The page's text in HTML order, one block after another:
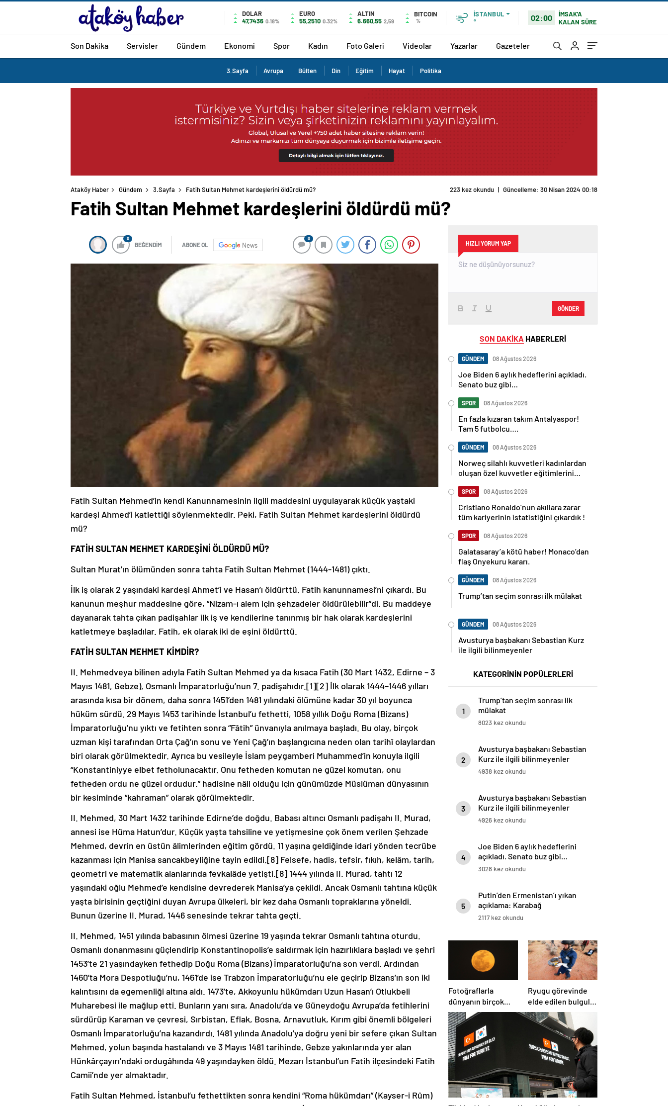
DOLAR
47,7436 0.18%
EURO
55,2510 0.32%
ALTIN
6.660,55 2,59
BITCOIN
%
İSTANBUL
°
02:00
İMSAK'A
KALAN SÜRE
Son Dakika Servisler Gündem Ekonomi Spor Kadın Foto Galeri Videolar Yazarlar Gazeteler
3.Sayfa Avrupa Bülten Din Eğitim Hayat Politika
Ataköy Haber Gündem 3.Sayfa Fatih Sultan Mehmet kardeşlerini öldürdü mü? 223 kez okundu | Güncelleme: 30 Nisan 2024 00:18
Fatih Sultan Mehmet kardeşlerini öldürdü mü?
0
BEĞENDİM ABONE OL News
0
Fatih Sultan Mehmed’in kendi Kanunnamesinin ilgili maddesini uygulayarak küçük yaştaki
kardeşi Ahmed’i katlettiği söylenmektedir. Peki, Fatih Sultan Mehmet kardeşlerini öldürdü
mü?
FATİH SULTAN MEHMET KARDEŞİNİ ÖLDÜRDÜ MÜ?
Sultan Murat’ın ölümünden sonra tahta Fatih Sultan Mehmet (1444-1481) çıktı.
İlk iş olarak 2 yaşındaki kardeşi Ahmet’i ve Hasan’ı öldürttü. Fatih kanunnamesi’ni çıkardı. Bu
kanunun meşhur maddesine göre, “Nizam-ı alem için şehzadeler öldürülebilir”di. Bu maddeye
dayanarak tahta çıkan padişahlar ilk iş ve kendilerine tanınmış bir hak olarak kardeşlerini
katletmeye başladılar. Fatih, ek olarak iki de eşini öldürttü.
FATİH SULTAN MEHMET KİMDİR?
II. Mehmedveya bilinen adıyla Fatih Sultan Mehmed ya da kısaca Fatih (30 Mart 1432, Edirne – 3
Mayıs 1481, Gebze), Osmanlı İmparatorluğu’nun 7. padişahıdır.[1][2] İlk olarak 1444–1446 yılları
arasında kısa bir dönem, daha sonra 1451’den 1481 yılındaki ölümüne kadar 30 yıl boyunca
hüküm sürdü. 29 Mayıs 1453 tarihinde İstanbul’u fethetti, 1058 yıllık Doğu Roma (Bizans)
İmparatorluğu’nu yıktı ve fetihten sonra “Fâtih” ünvanıyla anılmaya başladı. Bu olay, birçok
uzman kişi tarafından Orta Çağ’ın sonu ve Yeni Çağ’ın başlangıcına neden olan tarihî olaylardan
biri olarak görülmektedir. Ayrıca bu vesileyle İslam peygamberi Muhammed’in konuyla ilgili
“Konstantiniyye elbet fetholunacaktır. Onu fetheden komutan ne güzel komutan, onu
fetheden ordu ne güzel ordudur.” hadisine nâil olduğu için günümüzde Müslüman dünyasının
bir kesiminde “kahraman” olarak görülmektedir.
II. Mehmed, 30 Mart 1432 tarihinde Edirne’de doğdu. Babası altıncı Osmanlı padişahı II. Murad,
annesi ise Hüma Hatun’dur. Küçük yaşta tahsiline ve yetişmesine çok önem verilen Şehzade
Mehmed, devrin en üstün âlimlerinden eğitim gördü. 11 yaşına geldiğinde idari yönden tecrübe
kazanması için Manisa sancakbeyliğine tayin edildi.[8] Felsefe, hadis, tefsir, fıkıh, kelâm, tarih,
geometri ve matematik alanlarında fevkalâde yetişti.[8] 1444 yılında II. Murad, tahtı 12
yaşındaki oğlu Mehmed’e kendisine devrederek Manisa’ya çekildi. Ancak Osmanlı tahtına küçük
yaşta birisinin geçtiğini duyan Avrupa ülkeleri, bir kez daha Osmanlı topraklarına yöneldi.
Bunun üzerine II. Murad, 1446 senesinde tekrar tahta geçti.
II. Mehmed, 1451 yılında babasının ölmesi üzerine 19 yaşında tekrar Osmanlı tahtına oturdu.
Osmanlı donanmasını güçlendirip Konstantinopolis’e saldırmak için hazırlıklara başladı ve şehri
1453’te 21 yaşındayken fethedip Doğu Roma (Bizans) İmparatorluğu’na son verdi. Ardından
1460’ta Mora Despotluğu’nu, 1461’de ise Trabzon İmparatorluğu’nu ele geçirip Bizans’ın son iki
kalıntısını da egemenliği altına aldı. 1473’te, Akkoyunlu hükümdarı Uzun Hasan’ı Otlukbeli
Muharebesi ile mağlup etti. Bunların yanı sıra, Anadolu’da ve Güneydoğu Avrupa’da fetihlerini
sürdürüp Karaman ve çevresi, Sırbistan, Eflak, Bosna, Arnavutluk, Kırım gibi önemli bölgeleri
Osmanlı İmparatorluğu’na kazandırdı. 1481 yılında Anadolu’ya doğru yeni bir sefere çıkan Sultan
Mehmed, yolun başında hastalandı ve 3 Mayıs 1481 tarihinde, Gebze yakınlarında yer alan
Hünkârçayırı’ndaki ordugâhında 49 yaşındayken öldü. Mezarı İstanbul’un Fatih ilçesindeki Fatih
Camii’nde yer almaktadır.
Fatih Sultan Mehmed, İstanbul’u fethettikten sonra kendini “Roma hükümdarı” (Kayser-i Rûm)
HIZLI YORUM YAP
GÖNDER
SON DAKİKA HABERLERİ
GÜNDEM 08 Ağustos 2026
Joe Biden 6 aylık hedeflerini açıkladı.
Senato buz gibi…
SPOR 08 Ağustos 2026
En fazla kızaran takım Antalyaspor!
Tam 5 futbolcu….
GÜNDEM 08 Ağustos 2026
Norweç silahlı kuvvetleri kadınlardan
oluşan özel kuvvetler eğitimlerini
SPOR 08 Ağustos 2026
Cristiano Ronaldo’nun akıllara zarar
tüm kariyerinin istatistiğini çıkardık !
SPOR 08 Ağustos 2026
Galatasaray’a kötü haber! Monaco’dan
flaş Onyekuru kararı.
GÜNDEM 08 Ağustos 2026
Trump’tan seçim sonrası ilk mülakat
GÜNDEM 08 Ağustos 2026
Avusturya başbakanı Sebastian Kurz
ile ilgili bilinmeyenler
KATEGORİNİN POPÜLERLERİ
1
Trump’tan seçim sonrası ilk
mülakat
8023 kez okundu
2
Avusturya başbakanı Sebastian
Kurz ile ilgili bilinmeyenler
4938 kez okundu
3
Avusturya başbakanı Sebastian
Kurz ile ilgili bilinmeyenler
4926 kez okundu
4
Joe Biden 6 aylık hedeflerini
açıkladı. Senato buz gibi…
3028 kez okundu
5
Putin’den Ermenistan’ı yıkan
açıklama: Karabağ
Azerbaycan’ın ayrılmaz bir
2117 kez okundu
Fotoğraflarla
dünyanın birçok
yerinden ‘Süper Ay’
manzaraları
Ryugu görevinde
elde edilen bulgular
suyun dünyaya
asteroitlerce
getirilmiş
olabileceğini
gösteriyor